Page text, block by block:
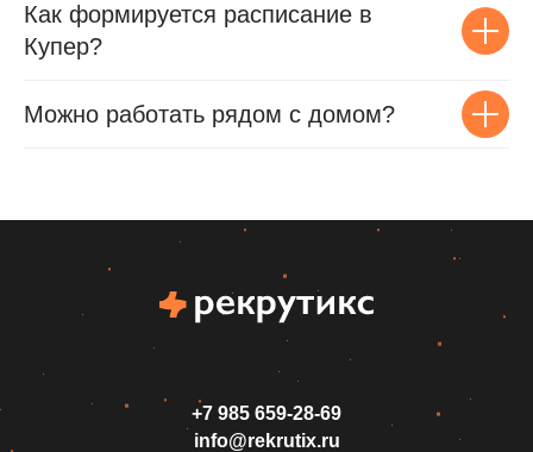
Как формируется расписание в
Купер?
Можно работать рядом с домом?
+7 985 659‑28-69
info@rekrutix.ru